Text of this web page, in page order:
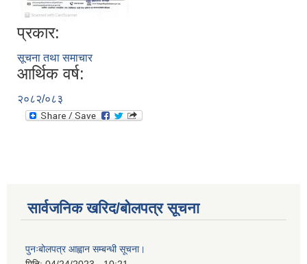
प्रकार:
सूचना तथा समाचार
आर्थिक वर्ष:
२०८२/०८३
सार्वजनिक खरिद/बोलपत्र सूचना
पुनःबोलपत्र आह्वान सम्बन्धी सूचना।